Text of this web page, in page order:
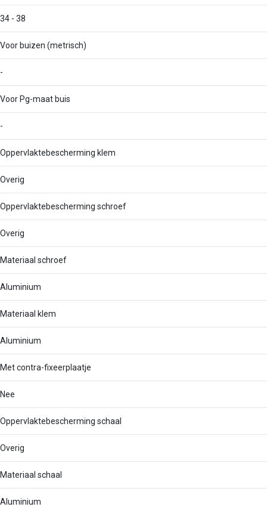
34 - 38
Voor buizen (metrisch)
-
Voor Pg-maat buis
-
Oppervlaktebescherming klem
Overig
Oppervlaktebescherming schroef
Overig
Materiaal schroef
Aluminium
Materiaal klem
Aluminium
Met contra-fixeerplaatje
Nee
Oppervlaktebescherming schaal
Overig
Materiaal schaal
Aluminium